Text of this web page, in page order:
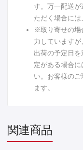
す。万一配送
ただく場合には
※取り寄せの場
力していますが
出荷の予定日
定がある場合
い。お客様の
ます。
関連商品